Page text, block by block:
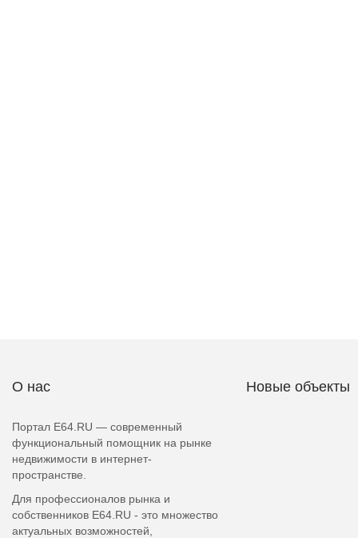
О нас
Портал E64.RU — современный
функциональный помощник на рынке
недвижимости в интернет-
пространстве.
Для профессионалов рынка и
собственников E64.RU - это множество
актуальных возможностей,
Новые объекты